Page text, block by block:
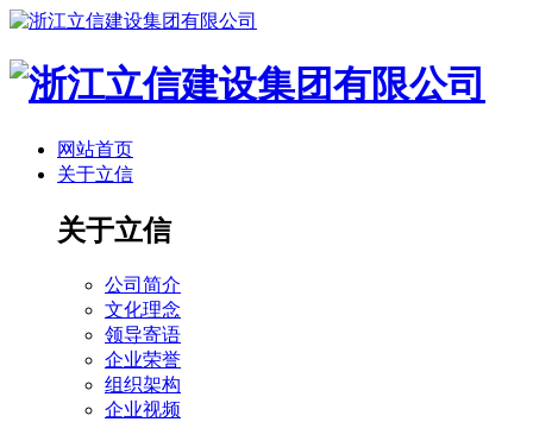
网站首页
关于立信
关于立信
公司简介
文化理念
领导寄语
企业荣誉
组织架构
企业视频